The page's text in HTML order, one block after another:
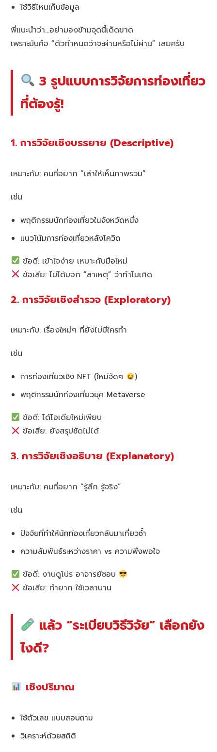
ใช้วิธีไหนเก็บข้อมูล
พี่แนะนำว่า…อย่ามองข้ามจุดนี้เด็ดขาด
เพราะมันคือ “ตัวกำหนดว่าจะผ่านหรือไม่ผ่าน” เลยครับ
3 รูปแบบการวิจัยการท่องเที่ยว
ที่ต้องรู้!
1. การวิจัยเชิงบรรยาย (Descriptive)
เหมาะกับ: คนที่อยาก “เล่าให้เห็นภาพรวม”
เช่น
พฤติกรรมนักท่องเที่ยวในจังหวัดหนึ่ง
แนวโน้มการท่องเที่ยวหลังโควิด
ข้อดี: เข้าใจง่าย เหมาะกับมือใหม่
ข้อเสีย: ไม่ได้บอก “สาเหตุ” ว่าทำไมเกิด
2. การวิจัยเชิงสำรวจ (Exploratory)
เหมาะกับ: เรื่องใหม่ๆ ที่ยังไม่มีใครทำ
เช่น
การท่องเที่ยวเชิง NFT (ใหม่จัดๆ
)
พฤติกรรมนักท่องเที่ยวยุค Metaverse
ข้อดี: ได้ไอเดียใหม่เพียบ
ข้อเสีย: ยังสรุปชัดไม่ได้
3. การวิจัยเชิงอธิบาย (Explanatory)
เหมาะกับ: คนที่อยาก “รู้ลึก รู้จริง”
เช่น
ปัจจัยที่ทำให้นักท่องเที่ยวกลับมาเที่ยวซ้ำ
ความสัมพันธ์ระหว่างราคา vs ความพึงพอใจ
ข้อดี: งานดูโปร อาจารย์ชอบ
ข้อเสีย: ทำยาก ใช้เวลานาน
แล้ว “ระเบียบวิธีวิจัย” เลือกยัง
ไงดี?
เชิงปริมาณ
ใช้ตัวเลข แบบสอบถาม
วิเคราะห์ด้วยสถิติ